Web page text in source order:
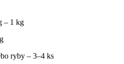
– 1 kg
ryby – 3–4 ks